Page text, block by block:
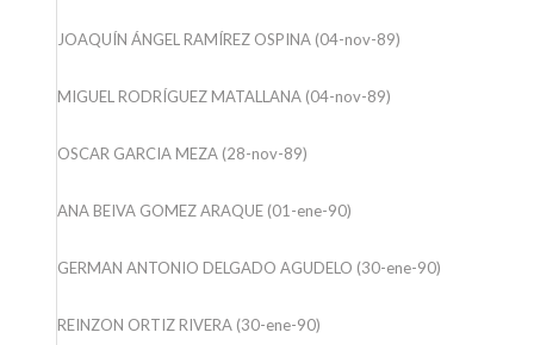
JOAQUÍN ÁNGEL RAMÍREZ OSPINA (04-nov-89)
MIGUEL RODRÍGUEZ MATALLANA (04-nov-89)
OSCAR GARCIA MEZA (28-nov-89)
ANA BEIVA GOMEZ ARAQUE (01-ene-90)
GERMAN ANTONIO DELGADO AGUDELO (30-ene-90)
REINZON ORTIZ RIVERA (30-ene-90)